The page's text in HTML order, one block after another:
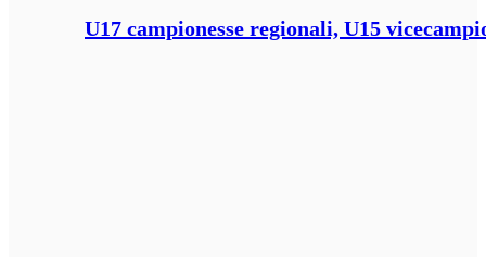
U17 campionesse regionali, U15